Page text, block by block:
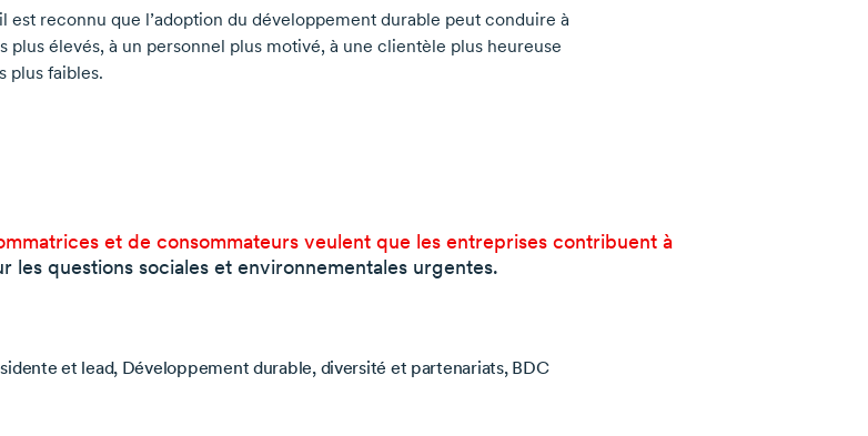
est reconnu que l’adoption du développement durable peut conduire à
plus élevés, à un personnel plus motivé, à une clientèle plus heureuse
plus faibles.
et de consommateurs veulent que les entreprises contribuent à
les questions sociales et environnementales urgentes.
et lead, Développement durable, diversité et partenariats, BDC